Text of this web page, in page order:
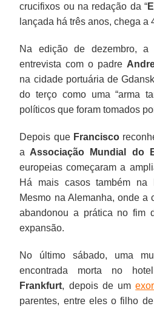
crucifixos ou na redação da “
lançada há três anos, chega a
Na edição de dezembro, a
entrevista com o padre
na cidade portuária de
do terço como uma “arma
políticos que foram tomados
Depois que Francisco
a Associação Mundial do
europeias começaram a
Há mais casos também na
Mesmo na Alemanha, onde a
abandonou a prática no fim
expansão.
No último sábado, uma
encontrada morta no
Frankfurt, depois de um
parentes, entre eles o filho